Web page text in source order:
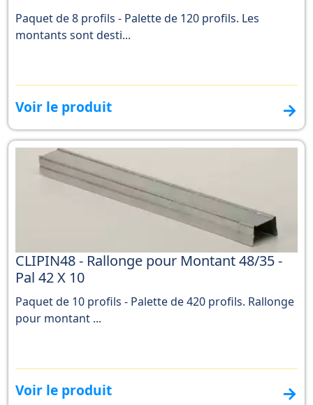
Paquet de 8 profils - Palette de 120 profils. Les
montants sont desti...
Voir le produit →
CLIPIN48 - Rallonge pour Montant 48/35 -
Pal 42 X 10
Paquet de 10 profils - Palette de 420 profils. Rallonge
pour montant ...
Voir le produit →